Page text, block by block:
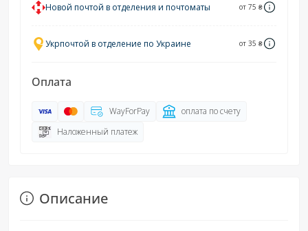
Новой почтой в отделения и почтоматы от 75 ₴
Укрпочтой в отделение по Украине от 35 ₴
Оплата
WayForPay
оплата по счету
Наложенный платеж
Описание